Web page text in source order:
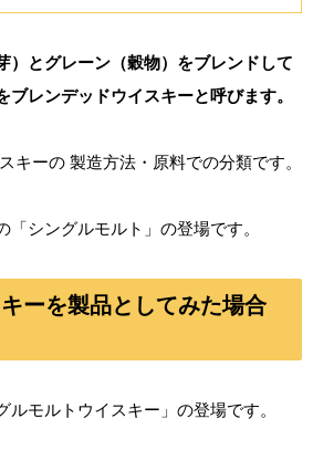
）とグレーン（穀物）をブレンドして
ブレンデッドウイスキーと呼びます。
キーの 製造方法・原料での分類です。
「シングルモルト」の登場です。
ーを製品としてみた場合
ルモルトウイスキー」の登場です。